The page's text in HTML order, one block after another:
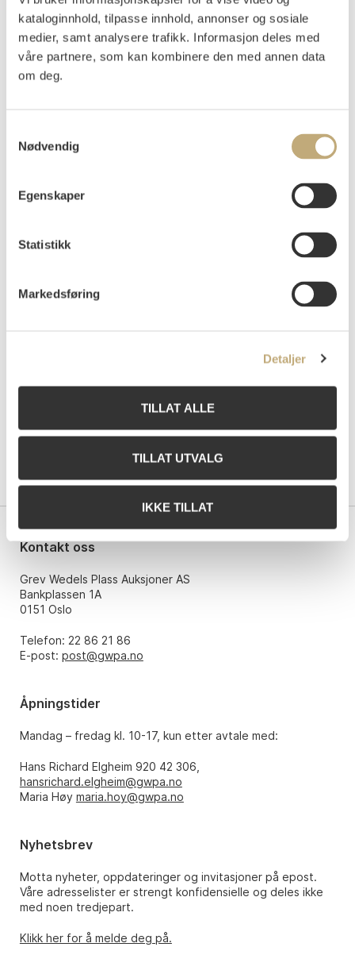
kataloginnhold, tilpasse innhold, annonser og sosiale
medier, samt analysere trafikk. Informasjon deles med
våre partnere, som kan kombinere den med annen data
om deg.
Nødvendig
Egenskaper
Statistikk
Markedsføring
Detaljer
TILLAT ALLE
TILLAT UTVALG
IKKE TILLAT
Auksjonert mandag 29. november 2004 kl 21:00
TilslagNOK 35 000
Intaglio print printed in black on medium heavy
Sheet: 600x441 mm Image: 360x267 mm
Annotated in pencil by the artist lower right:Tidlig
Tryk 1911-12 (Early Print 1911-12)
Kontakt oss
Grev Wedels Plass Auksjoner AS
Bankplassen 1A
0151 Oslo
Telefon: 22 86 21 86
E-post: post@gwpa.no
Åpningstider
Mandag – fredag kl. 10-17, kun etter avtale med:
Hans Richard Elgheim 920 42 306,
hansrichard.elgheim@gwpa.no
Maria Høy maria.hoy@gwpa.no
Nyhetsbrev
Motta nyheter, oppdateringer og invitasjoner på epost.
Våre adresselister er strengt konfidensielle og deles ikke
med noen tredjepart.
Klikk her for å melde deg på.